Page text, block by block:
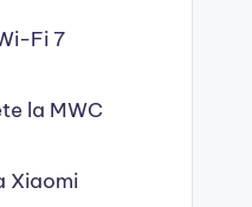
Fi 7
la MWC
Xiaomi